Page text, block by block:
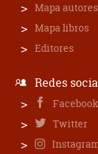
Mapa autores
Mapa libros
Editores
Redes
Facebook
Twitter